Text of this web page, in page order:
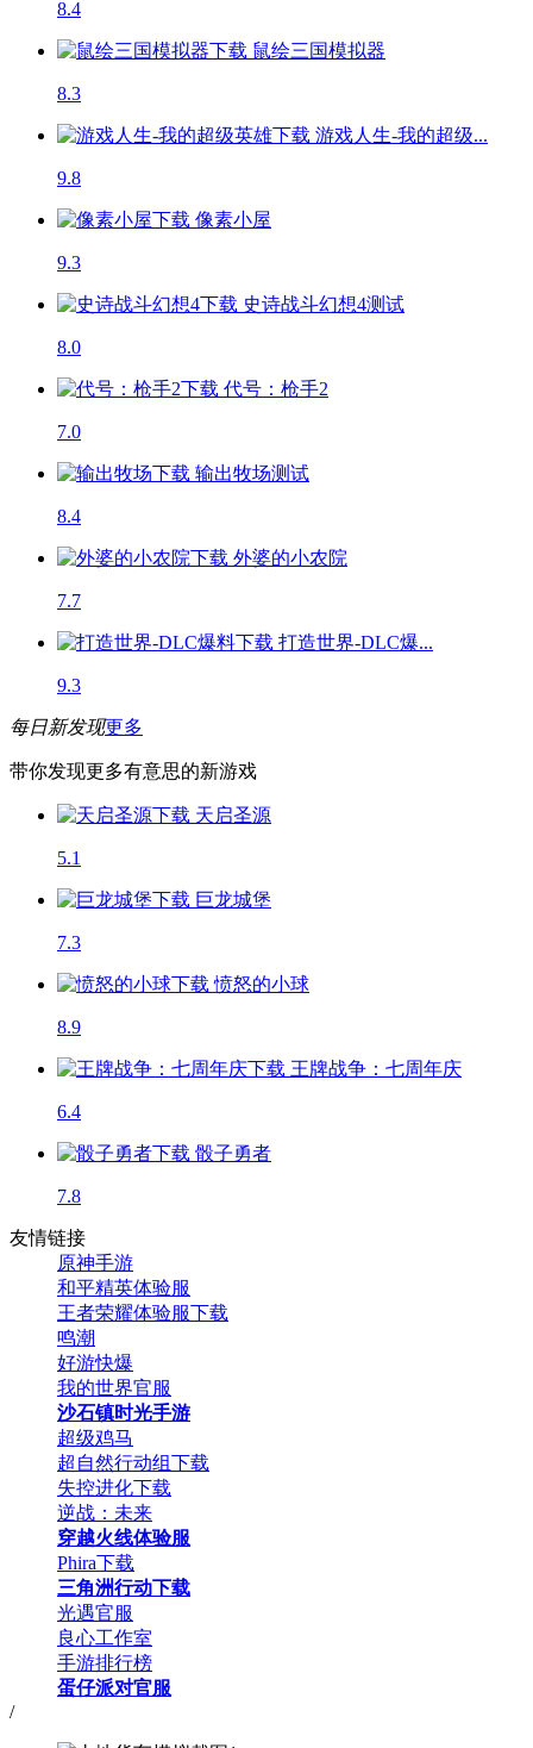
8.4
鼠绘三国模拟器
8.3
游戏人生-我的超级...
9.8
像素小屋
9.3
史诗战斗幻想4测试
8.0
代号：枪手2
7.0
输出牧场测试
8.4
外婆的小农院
7.7
打造世界-DLC爆...
9.3
每日新发现更多
带你发现更多有意思的新游戏
天启圣源
5.1
巨龙城堡
7.3
愤怒的小球
8.9
王牌战争：七周年庆
6.4
骰子勇者
7.8
友情链接
原神手游
和平精英体验服
王者荣耀体验服下载
鸣潮
好游快爆
我的世界官服
沙石镇时光手游
超级鸡马
超自然行动组下载
失控进化下载
逆战：未来
穿越火线体验服
Phira下载
三角洲行动下载
光遇官服
良心工作室
手游排行榜
蛋仔派对官服
/